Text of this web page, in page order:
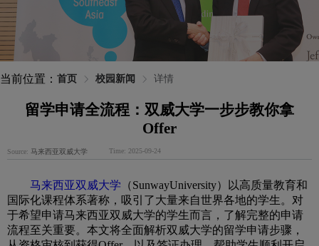
当前位置： 首页 校园新闻 详情
留学申请全流程：双威大学一步步教你拿
Offer
Source: 马来西亚双威大学 Time: 2025-09-24
马来西亚双威大学 （SunwayUniversity）以高质量教育和
国际化课程体系著称，吸引了大量来自世界各地的学生。对
于希望申请马来西亚双威大学的学生而言，了解完整的申请
流程至关重要。本文将全面解析双威大学的留学申请步骤，